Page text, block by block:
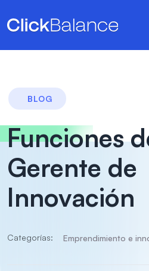
BLOG
Funciones
Gerente de
Innovación
Categorías: Emprendimiento e